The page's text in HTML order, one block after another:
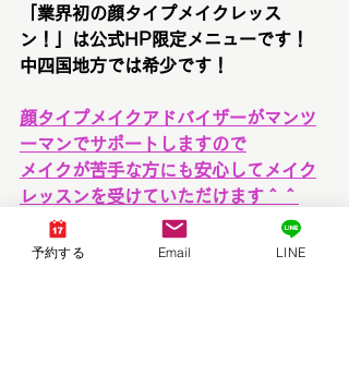
「業界初の顔タイプメイクレッス
ン！」は公式HP限定メニューです！
中四国地方では希少です！
顔タイプメイクアドバイザーがマンツ
ーマンでサポートしますので
メイクが苦手な方にも安心してメイク
レッスンを受けていただけます＾＾
予約する Email LINE